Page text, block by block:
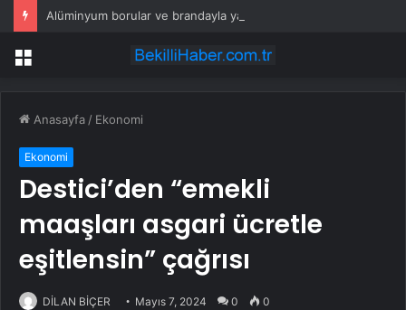
Menü
Anasayfa / Ekonomi
Ekonomi
Destici’den “emekli
maaşları asgari ücretle
eşitlensin” çağrısı
DİLAN BİÇER Mayıs 7, 2024 0 0